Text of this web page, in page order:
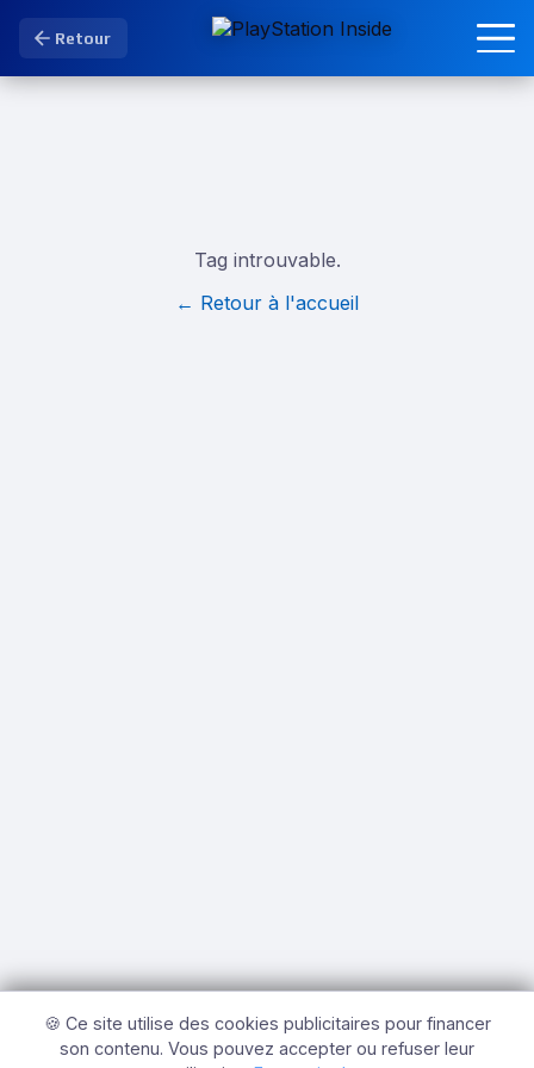
Retour
Tag introuvable.
← Retour à l'accueil
🍪 Ce site utilise des cookies publicitaires pour financer
son contenu. Vous pouvez accepter ou refuser leur